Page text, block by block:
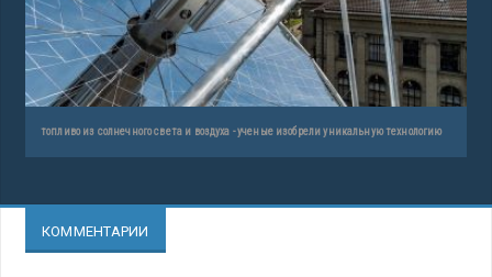
топливо из солнечного света и воздуха - ученые изобрели уникальную технологию
КОММЕНТАРИИ